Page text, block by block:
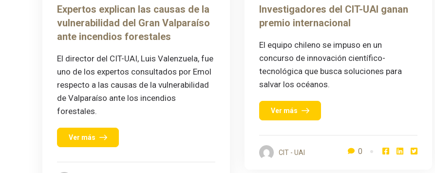
Expertos explican las causas de la
vulnerabilidad del Gran Valparaíso
ante incendios forestales
El director del CIT-UAI, Luis Valenzuela, fue
uno de los expertos consultados por Emol
respecto a las causas de la vulnerabilidad
de Valparaíso ante los incendios
forestales.
Ver más
Investigadores del CIT-UAI ganan
premio internacional
El equipo chileno se impuso en un
concurso de innovación científico-
tecnológica que busca soluciones para
salvar los océanos.
Ver más
CIT - UAI 0